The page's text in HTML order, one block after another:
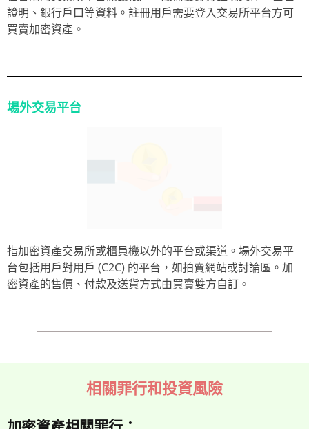
證明、銀行戶口等資料。註冊用戶需要登入交易所平台方可
買賣加密資產。
場外交易平台
指加密資產交易所或櫃員機以外的平台或渠道。場外交易平
台包括用戶對用戶 (C2C) 的平台，如拍賣網站或討論區。加
密資產的售價、付款及送貨方式由買賣雙方自訂。
相關罪行和投資風險